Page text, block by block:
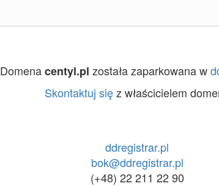
Domenacentyl.pl została zaparkowana w
Skontaktuj sięz właścicielem
ddregistrar.pl
bok@ddregistrar.pl
(+48) 22 211 22 90